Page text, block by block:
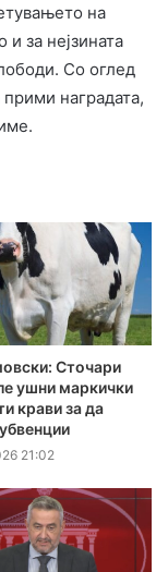
на
за нејзината
Со оглед
наградата,
Сточари
ушни маркички
крави за да
21:02